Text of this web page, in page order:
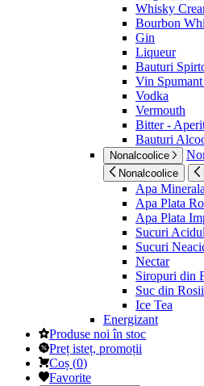
Whisky
Bourbon
Gin
Liqueur
Bauturi
Vin
Vodka
Vermouth
Bitter -
Bauturi
Nonalcoolice
Nonalcoolice
Apa
Apa Plata
Apa Plata
Sucuri
Sucuri
Nectar
Siropuri din
Suc din Rosii
Ice Tea
Energizant
Produse noi în stoc
Preț isteț, promoții
Coș (0)
Favorite